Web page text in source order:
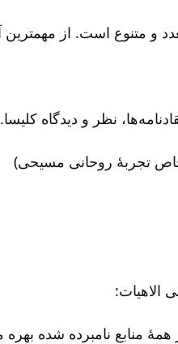
و متنوع است. از مهمترین
نظر و دیدگاه کلیسا.
تجربۀ روحانی مسیحی)
الاهیات:
همۀ منابع نامبرده شده